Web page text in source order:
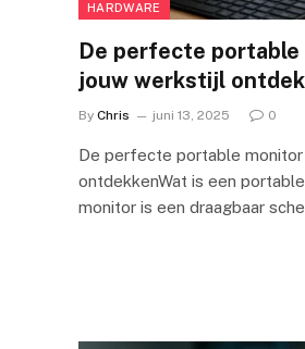
HARDWARE
De perfecte
jouw werkstijl
By Chris juni 13, 2025 0
De perfecte portable
ontdekkenWat is een
monitor is een draagbaar